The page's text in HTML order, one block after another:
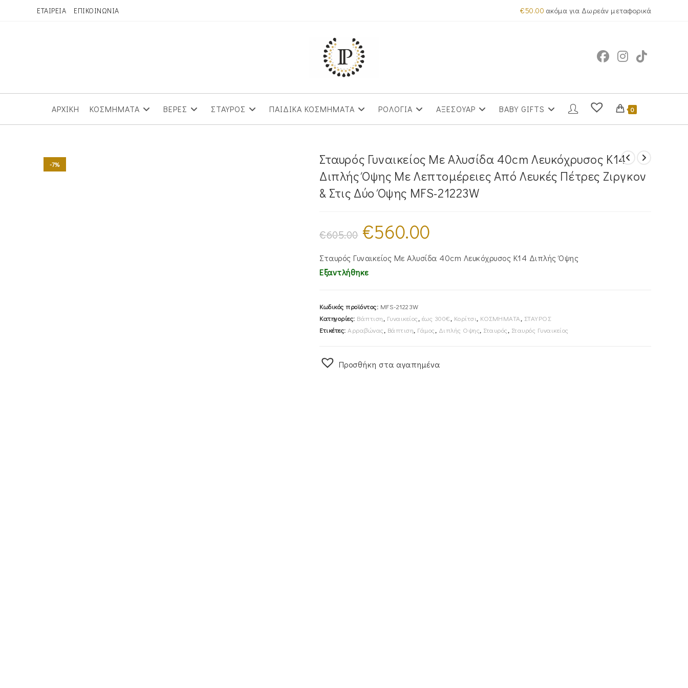
ΕΤΑΙΡΕΙΑ ΕΠΙΚΟΙΝΩΝΙΑ €50.00 ακόμα για Δωρεάν μεταφορικά
ΑΡΧΙΚΗ ΚΟΣΜΗΜΑΤΑ ΒΕΡΕΣ ΣΤΑΥΡΟΣ ΠΑΙΔΙΚΑ ΚΟΣΜΗΜΑΤΑ ΡΟΛΟΓΙΑ ΑΞΕΣΟΥΑΡ BABY GIFTS 0
-7%
Σταυρός Γυναικείος Με Αλυσίδα 40cm Λευκόχρυσος Κ14
Διπλής Όψης Με Λεπτομέρειες Από Λευκές Πέτρες Ζιργκον
& Στις Δύο Όψης MFS-21223W
€605.00
Original
price
was:
€560.00
€560.00.
Σταυρός Γυναικείος Mε Αλυσίδα 40cm Λευκόχρυσος Κ14 Διπλής Όψης
Εξαντλήθηκε
Κωδικός προϊόντος: MFS-21223W
Κατηγορίες: Βάπτιση, Γυναικείος, έως 300€, Κορίτσι, ΚΟΣΜΗΜΑΤΑ, ΣΤΑΥΡΟΣ
Ετικέτες: Αρραβώνας, Βάπτιση, Γάμος, Διπλής Οψης, Σταυρός, Σταυρός Γυναικείος
Προσθήκη στα αγαπημένα